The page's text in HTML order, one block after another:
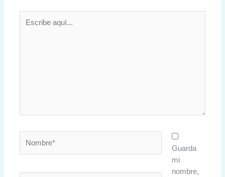
aquí...
Guarda
mi
nombre,